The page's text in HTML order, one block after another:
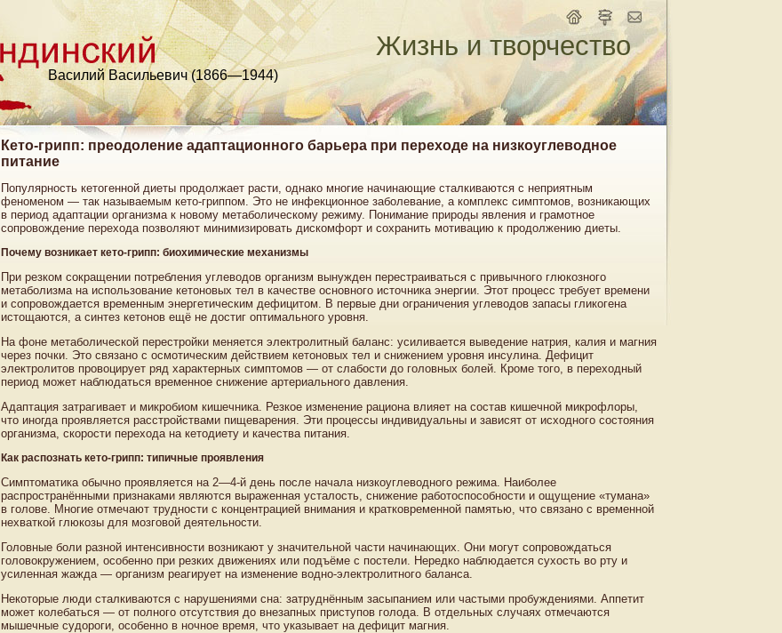
Василий Васильевич (1866—1944)
Жизнь и творчество
Кето-грипп: преодоление адаптационного барьера при переходе на низкоуглеводное
питание
Популярность кетогенной диеты продолжает расти, однако многие начинающие сталкиваются с неприятным
феноменом — так называемым кето-гриппом. Это не инфекционное заболевание, а комплекс симптомов, возникающих
в период адаптации организма к новому метаболическому режиму. Понимание природы явления и грамотное
сопровождение перехода позволяют минимизировать дискомфорт и сохранить мотивацию к продолжению диеты.
Почему возникает кето-грипп: биохимические механизмы
При резком сокращении потребления углеводов организм вынужден перестраиваться с привычного глюкозного
метаболизма на использование кетоновых тел в качестве основного источника энергии. Этот процесс требует времени
и сопровождается временным энергетическим дефицитом. В первые дни ограничения углеводов запасы гликогена
истощаются, а синтез кетонов ещё не достиг оптимального уровня.
На фоне метаболической перестройки меняется электролитный баланс: усиливается выведение натрия, калия и магния
через почки. Это связано с осмотическим действием кетоновых тел и снижением уровня инсулина. Дефицит
электролитов провоцирует ряд характерных симптомов — от слабости до головных болей. Кроме того, в переходный
период может наблюдаться временное снижение артериального давления.
Адаптация затрагивает и микробиом кишечника. Резкое изменение рациона влияет на состав кишечной микрофлоры,
что иногда проявляется расстройствами пищеварения. Эти процессы индивидуальны и зависят от исходного состояния
организма, скорости перехода на кетодиету и качества питания.
Как распознать кето-грипп: типичные проявления
Симптоматика обычно проявляется на 2—4-й день после начала низкоуглеводного режима. Наиболее
распространёнными признаками являются выраженная усталость, снижение работоспособности и ощущение «тумана»
в голове. Многие отмечают трудности с концентрацией внимания и кратковременной памятью, что связано с временной
нехваткой глюкозы для мозговой деятельности.
Головные боли разной интенсивности возникают у значительной части начинающих. Они могут сопровождаться
головокружением, особенно при резких движениях или подъёме с постели. Нередко наблюдается сухость во рту и
усиленная жажда — организм реагирует на изменение водно-электролитного баланса.
Некоторые люди сталкиваются с нарушениями сна: затруднённым засыпанием или частыми пробуждениями. Аппетит
может колебаться — от полного отсутствия до внезапных приступов голода. В отдельных случаях отмечаются
мышечные судороги, особенно в ночное время, что указывает на дефицит магния.